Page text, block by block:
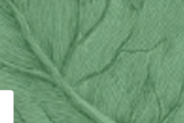
Ukryj baner dotyczący